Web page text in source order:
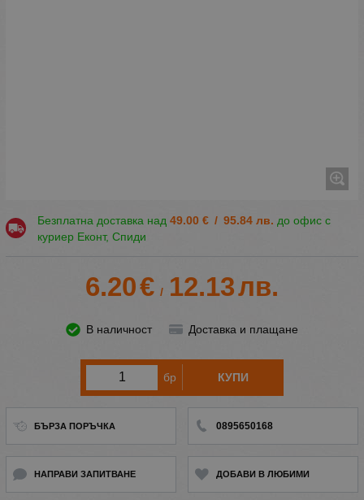
Безплатна доставка над 49.00 € / 95.84 лв. до офис с
куриер Еконт, Спиди
6.20€ / 12.13лв.
В наличност Доставка и плащане
бр КУПИ
БЪРЗА ПОРЪЧКА 0895650168
НАПРАВИ ЗАПИТВАНЕ ДОБАВИ В ЛЮБИМИ